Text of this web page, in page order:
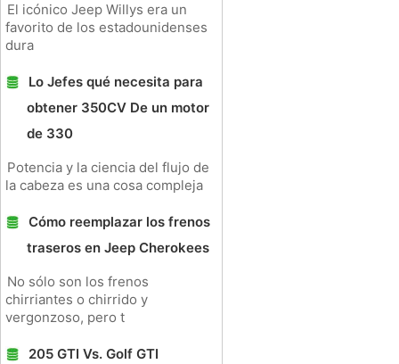
El icónico Jeep Willys era un
favorito de los estadounidenses
dura
Lo Jefes qué necesita para
obtener 350CV De un motor
de 330
Potencia y la ciencia del flujo de
la cabeza es una cosa compleja
Cómo reemplazar los frenos
traseros en Jeep Cherokees
No sólo son los frenos
chirriantes o chirrido y
vergonzoso, pero t
205 GTI Vs. Golf GTI